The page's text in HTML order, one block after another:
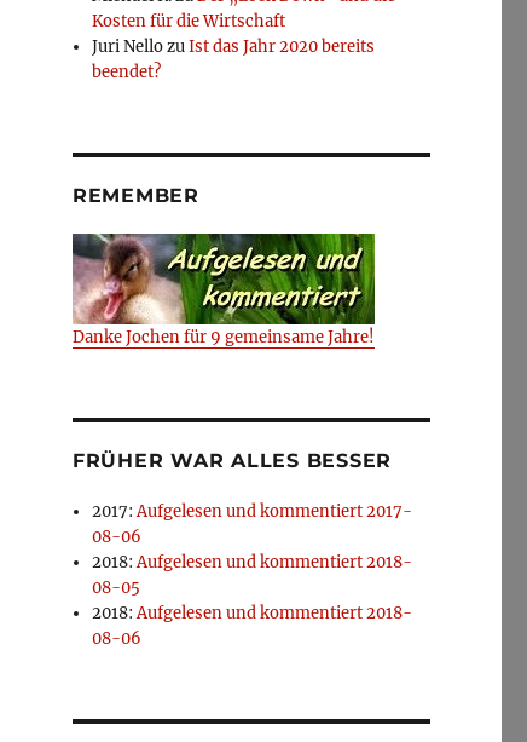
Kosten für die Wirtschaft
Juri NellozuIst das Jahr 2020 bereits
beendet?
REMEMBER
Danke Jochen für 9 gemeinsame Jahre!
FRÜHER WAR ALLES BESSER
2017:Aufgelesen und kommentiert 2017-
08-06
2018:Aufgelesen und kommentiert 2018-
08-05
2018:Aufgelesen und kommentiert 2018-
08-06